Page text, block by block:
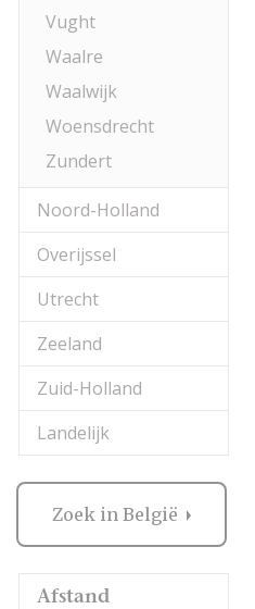
Vught
Waalre
Waalwijk
Woensdrecht
Zundert
Noord-Holland
Overijssel
Utrecht
Zeeland
Zuid-Holland
Landelijk
Zoek in België
Afstand